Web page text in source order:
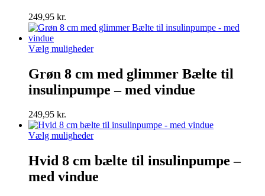
vælges
på
varesiden
249,95 kr.
Vælg mulighederDette
flere
varianter.
vælges
på
Grøn 8 cm med glimmer Bælte til
insulinpumpe – med vindue
249,95 kr.
Vælg mulighederDette
har
flere
varianter.
Hvid 8 cm bælte til insulinpumpe –
med vindue